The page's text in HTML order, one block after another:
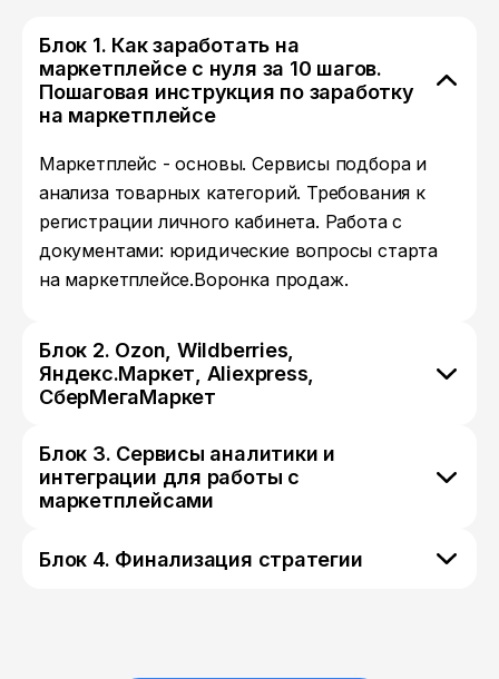
Блок 1. Как заработать на
маркетплейсе с нуля за 10 шагов.
Пошаговая инструкция по заработку
на маркетплейсе
Маркетплейс - основы. Сервисы подбора и
анализа товарных категорий. Требования к
регистрации личного кабинета. Работа с
документами: юридические вопросы старта
на маркетплейсе.Воронка продаж.
Блок 2. Ozon, Wildberries,
Яндекс.Маркет, Aliexpress,
СберМегаМаркет
Блок 3. Сервисы аналитики и
интеграции для работы с
маркетплейсами
Блок 4. Финализация стратегии